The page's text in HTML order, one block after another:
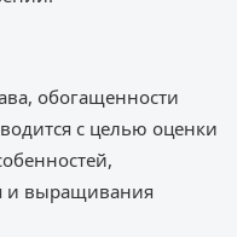
обогащенности
с целью оценки
и выращивания